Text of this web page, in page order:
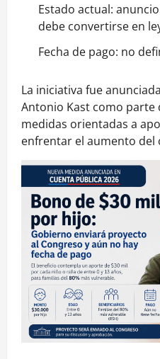
Estado actual:
debe convertirse en
Fecha de pago: no
La iniciativa fue
Antonio Kast como parte
medidas orientadas a
enfrentar el aumento del